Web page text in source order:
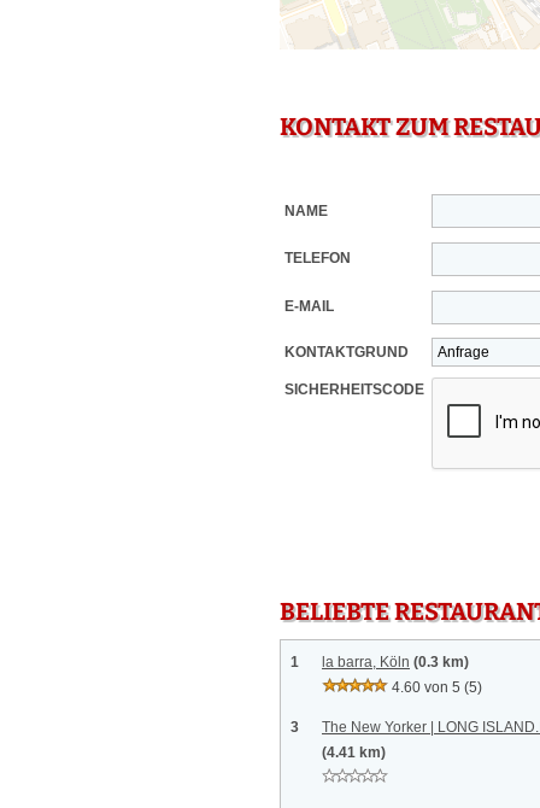
KONTAKT ZUM
NAME
TELEFON
E-MAIL
KONTAKTGRUND
SICHERHEITSCODE
BELIEBTE
1 la barra, Köln (0.3 km)
4.60 von 5 (5)
3
The New Yorker | LONG
(4.41 km)